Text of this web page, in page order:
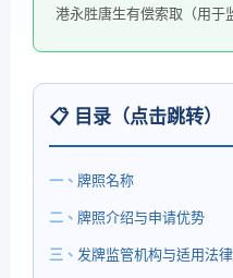
港永胜唐生有偿索取（用于
📋 目录（点击跳转）
一、 牌照名称
二、 牌照介绍与申请优势
三、 发牌监管机构与适用法律